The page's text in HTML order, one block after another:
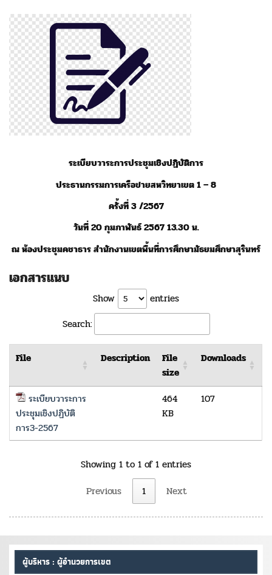
ระเบียบวาระการประชุมเชิงปฏิบัติการ
ประธานกรรมการเครือข่ายสหวิทยาเขต 1 – 8
ครั้งที่ 3 /2567
วันที่ 20 กุมภาพันธ์ 2567 13.30 น.
ณ ห้องประชุมคชาธาร สำนักงานเขตพื้นที่การศึกษามัธยมศึกษาสุรินทร์
เอกสารแนบ
Show
entries
Search:
File Description
File
size
Downloads
ระเบียบวาระการ
ประชุมเชิงปฏิบัติ
การ3-2567
464
KB
107
Showing 1 to 1 of 1 entries
Previous
1 Next
ผู้บริหาร : ผู้อำนวยการเขต